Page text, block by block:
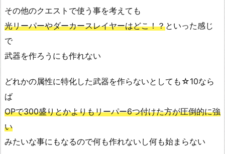
その他のクエストで使う事を考えても
光リーパーやダーカースレイヤーはどこ！？といった感じ
で
武器を作ろうにも作れない
どれかの属性に特化した武器を作らないとしても☆10なら
ば
OPで300盛りとかよりもリーパー6つ付けた方が圧倒的に強
い
みたいな事にもなるので何も作れないし何も始まらない